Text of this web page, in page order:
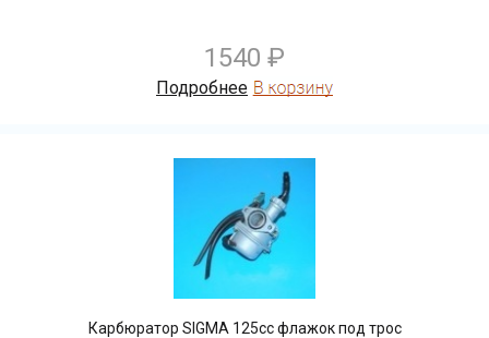
1540 ₽
Подробнее
Карбюратор SIGMA 125сс флажок под трос